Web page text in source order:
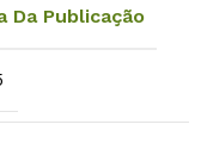
Da Publicação